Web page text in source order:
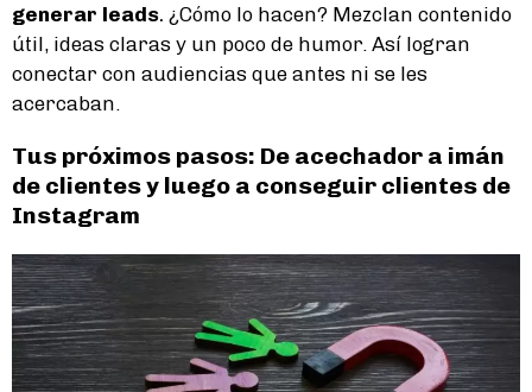
generar leads. ¿Cómo lo hacen? Mezclan contenido
útil, ideas claras y un poco de humor. Así logran
conectar con audiencias que antes ni se les
acercaban.
Tus próximos pasos: De acechador a imán
de clientes y luego a conseguir clientes de
Instagram